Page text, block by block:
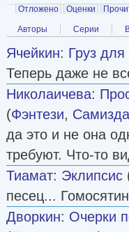
Главные вкладки
Отложено Оценки
Вторичные вкладки
Авторы Серии
Ячейкин: Груз для
Теперь даже не
Николаичева:
(Фэнтези,
да это и не она
требуют. Что-то
Тиамат: Эклипсис
песец...
Дворкин: Очерки